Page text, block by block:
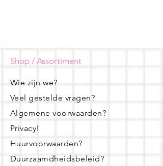
Shop / Assortiment
Wie zijn we?
Veel gestelde vragen?
Algemene voorwaarden?
Privacy!
Huurvoorwaarden?
Duurzaamdheidsbeleid?